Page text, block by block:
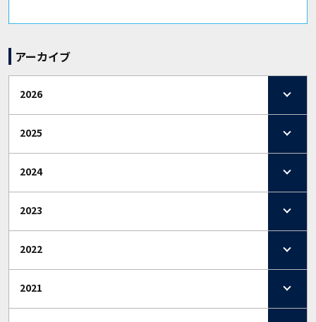
アーカイブ
2026
2025
2024
2023
2022
2021